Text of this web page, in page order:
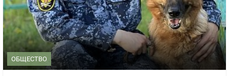
ОБЩЕСТВО